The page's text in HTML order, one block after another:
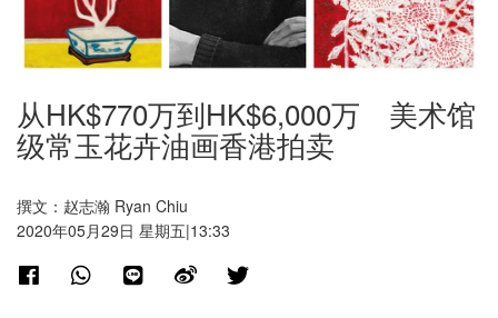
从HK$770万到HK$6,000万 美术馆
级常玉花卉油画香港拍卖
撰文：赵志瀚 Ryan Chiu
2020年05月29日 星期五|13:33